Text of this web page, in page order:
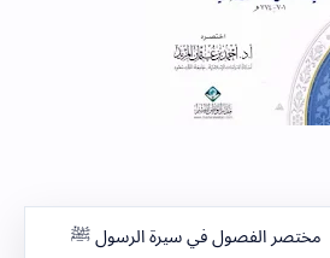
مختصر الفصول في سيرة الرسول ﷺ